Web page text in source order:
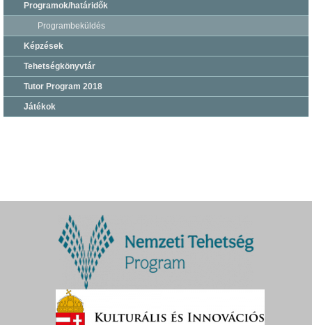
Programok/határidők
Programbeküldés
Képzések
Tehetségkönyvtár
Tutor Program 2018
Játékok